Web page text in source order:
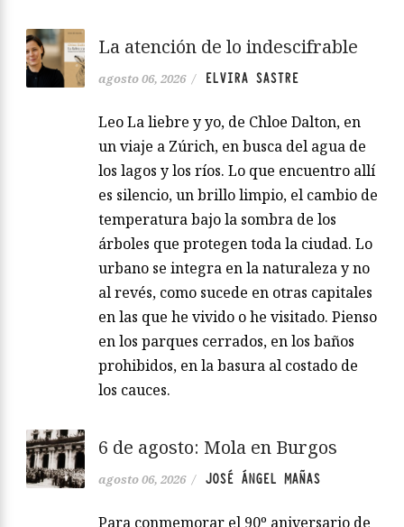
La atención de lo indescifrable
agosto 06, 2026 / ELVIRA SASTRE
Leo La liebre y yo, de Chloe Dalton, en
un viaje a Zúrich, en busca del agua de
los lagos y los ríos. Lo que encuentro allí
es silencio, un brillo limpio, el cambio de
temperatura bajo la sombra de los
árboles que protegen toda la ciudad. Lo
urbano se integra en la naturaleza y no
al revés, como sucede en otras capitales
en las que he vivido o he visitado. Pienso
en los parques cerrados, en los baños
prohibidos, en la basura al costado de
los cauces.
6 de agosto: Mola en Burgos
agosto 06, 2026 / JOSÉ ÁNGEL MAÑAS
Para conmemorar el 90º aniversario de